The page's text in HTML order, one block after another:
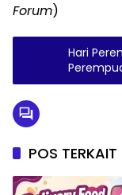
Forum)
Hari
POS TERKAIT